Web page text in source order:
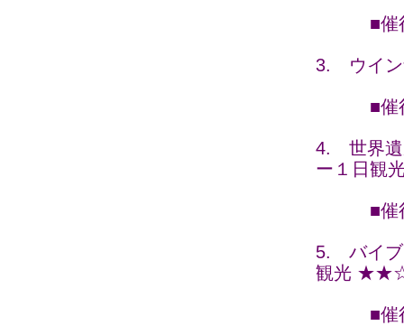
■催行日
3. ウイン
■催行日
4. 世界遺
ー１日観
■催行日
5. バイブ
観光
■催行日